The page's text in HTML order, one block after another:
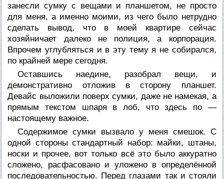
занесли сумку с вещами и планшетом, не просто
для меня, а именно моими, из чего было нетрудно
сделать вывод, что в моей квартире сейчас
хозяйничает далеко не полиция, а корпорация.
Впрочем углубляться и в эту тему я не собирался,
по крайней мере сегодня.
Оставшись наедине, разобрал вещи, и
демонстративно отложив в сторону планшет.
Девайс выложили поверх сумки, даже не намекая, а
прямым текстом шпаря в лоб, что здесь по —
настоящему важное.
Содержимое сумки вызвало у меня смешок. С
одной стороны стандартный набор: майки, штаны,
носки и прочее, вот только всё это было аккуратно
сложено, расфасовано и уложено в определённой
последовательностью. Перед глазами так и стояли